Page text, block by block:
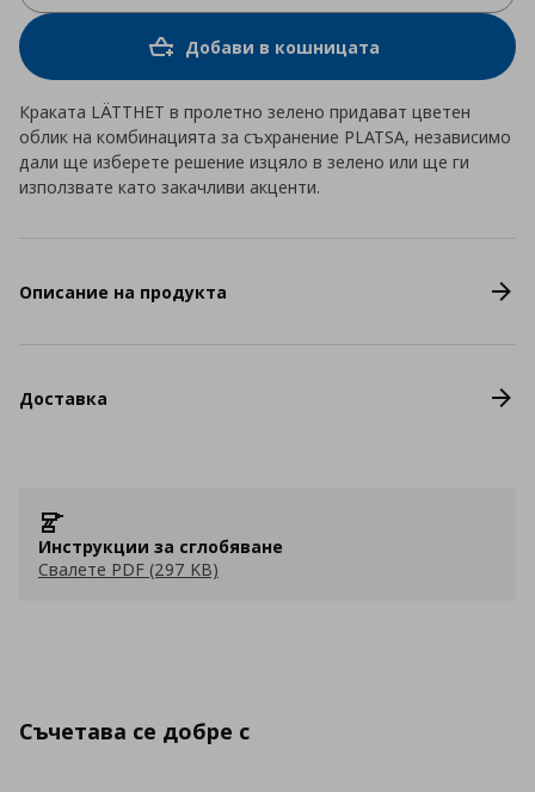
Добави в кошницата
Краката LÄTTHET в пролетно зелено придават цветен
облик на комбинацията за съхранение PLATSA, независимо
дали ще изберете решение изцяло в зелено или ще ги
използвате като закачливи акценти.
Описание на продукта
Доставка
Инструкции за сглобяване
Свалете PDF (297 KB)
Съчетава се добре с